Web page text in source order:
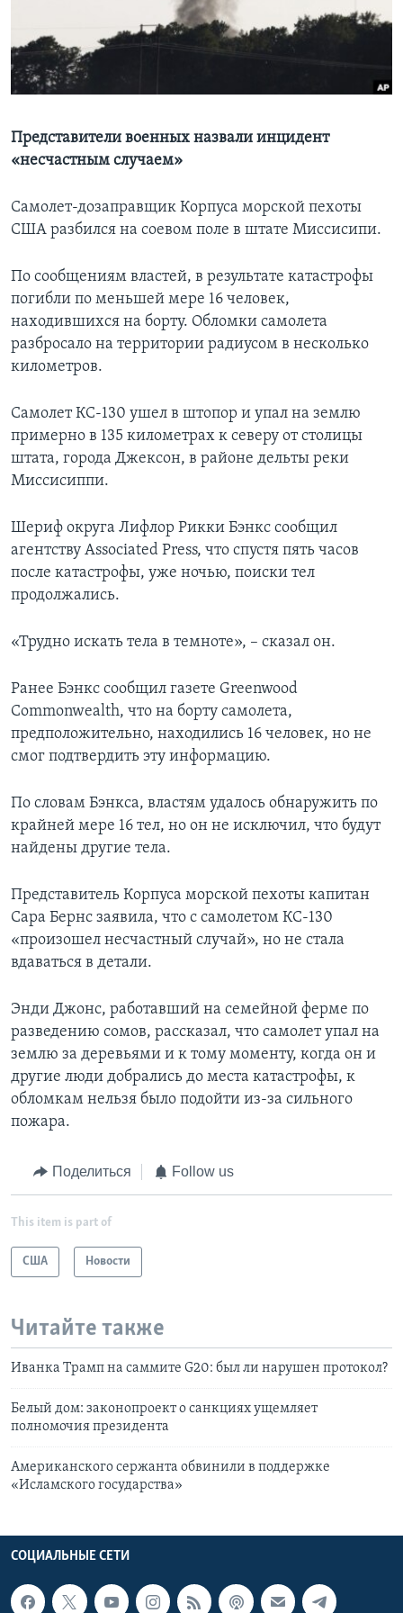
Learning English
СОЦИАЛЬНЫЕ СЕТИ
Языки
Представители военных назвали инцидент
«несчастным случаем»
Самолет-дозаправщик Корпуса морской пехоты
США разбился на соевом поле в штате Миссисипи.
По сообщениям властей, в результате катастрофы
погибли по меньшей мере 16 человек,
находившихся на борту. Обломки самолета
разбросало на территории радиусом в несколько
километров.
Самолет КС-130 ушел в штопор и упал на землю
примерно в 135 километрах к северу от столицы
штата, города Джексон, в районе дельты реки
Миссисиппи.
Шериф округа Лифлор Рикки Бэнкс сообщил
агентству Associated Press, что спустя пять часов
после катастрофы, уже ночью, поиски тел
продолжались.
«Трудно искать тела в темноте», – сказал он.
Ранее Бэнкс сообщил газете Greenwood
Commonwealth, что на борту самолета,
предположительно, находились 16 человек, но не
смог подтвердить эту информацию.
По словам Бэнкса, властям удалось обнаружить по
крайней мере 16 тел, но он не исключил, что будут
найдены другие тела.
Представитель Корпуса морской пехоты капитан
Сара Бернс заявила, что с самолетом КС-130
«произошел несчастный случай», но не стала
вдаваться в детали.
Энди Джонс, работавший на семейной ферме по
разведению сомов, рассказал, что самолет упал на
землю за деревьями и к тому моменту, когда он и
другие люди добрались до места катастрофы, к
обломкам нельзя было подойти из-за сильного
пожара.
Поделиться Follow us
This item is part of
США Новости
Читайте также
Иванка Трамп на саммите G20: был ли нарушен протокол?
Белый дом: законопроект о санкциях ущемляет
полномочия президента
Американского сержанта обвинили в поддержке
«Исламского государства»
СОЦИАЛЬНЫЕ СЕТИ